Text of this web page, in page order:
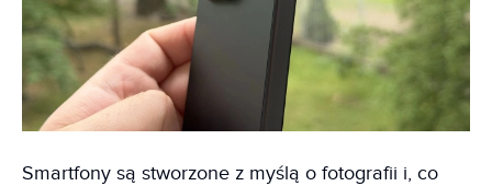
Smartfony są stworzone z myślą o fotografii i, co